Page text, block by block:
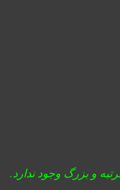
و بزرگ وجود ندارد.